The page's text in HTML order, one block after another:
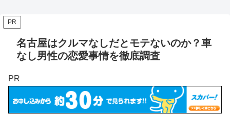
PR
名古屋はクルマなしだとモテないのか？車
なし男性の恋愛事情を徹底調査
PR